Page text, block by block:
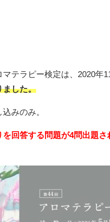
テラピー検定は、2020年
ました。
みのみ。
回答する問題が4問出題